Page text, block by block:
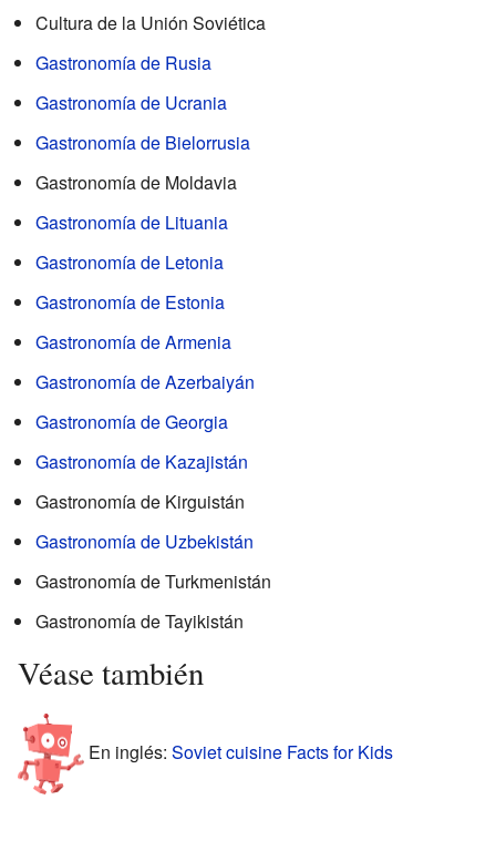
Cultura de la Unión Soviética
Gastronomía de Rusia
Gastronomía de Ucrania
Gastronomía de Bielorrusia
Gastronomía de Moldavia
Gastronomía de Lituania
Gastronomía de Letonia
Gastronomía de Estonia
Gastronomía de Armenia
Gastronomía de Azerbaiyán
Gastronomía de Georgia
Gastronomía de Kazajistán
Gastronomía de Kirguistán
Gastronomía de Uzbekistán
Gastronomía de Turkmenistán
Gastronomía de Tayikistán
Véase también
En inglés: Soviet cuisine Facts for Kids